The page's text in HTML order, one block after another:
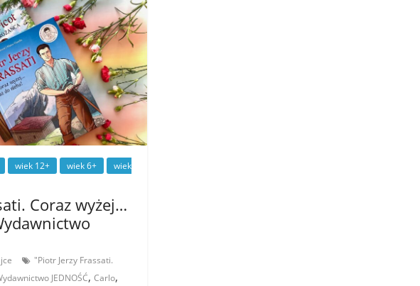
wiek 12+ wiek 6+
wiek
Coraz wyżej…
"Piotr Jerzy Frassati.
JEDNOŚĆ, Carlo,